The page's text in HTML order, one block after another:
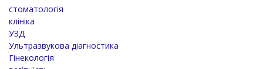
стоматологія
клініка
УЗД
Ультразвукова діагностика
Гінекологія